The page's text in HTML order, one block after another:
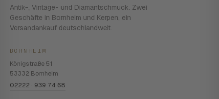
Antik-, Vintage- und Diamantschmuck. Zwei
Geschäfte in Bornheim und Kerpen, ein
Versandankauf deutschlandweit.
BORNHEIM
Königstraße 51
53332 Bornheim
02222 · 939 74 68